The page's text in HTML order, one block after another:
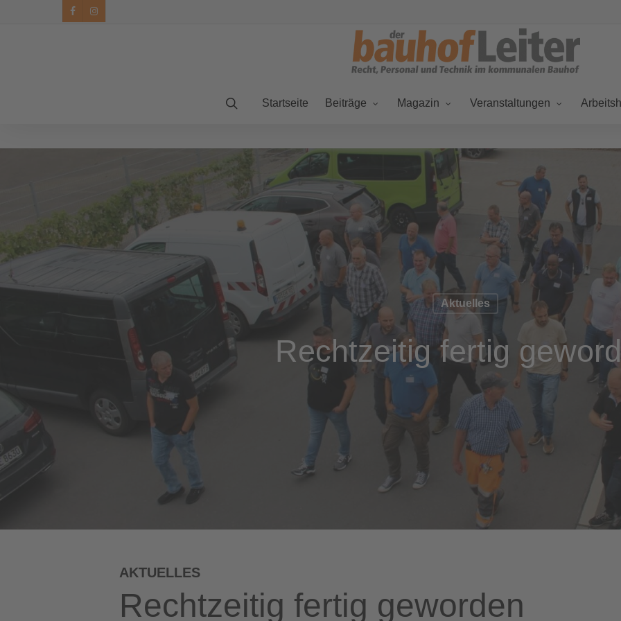
facebookinstagram
Startseite Beiträge Magazin Veranstaltungen
Aktuelles
Rechtzeitig fertig
AKTUELLES
Rechtzeitig fertig geworden